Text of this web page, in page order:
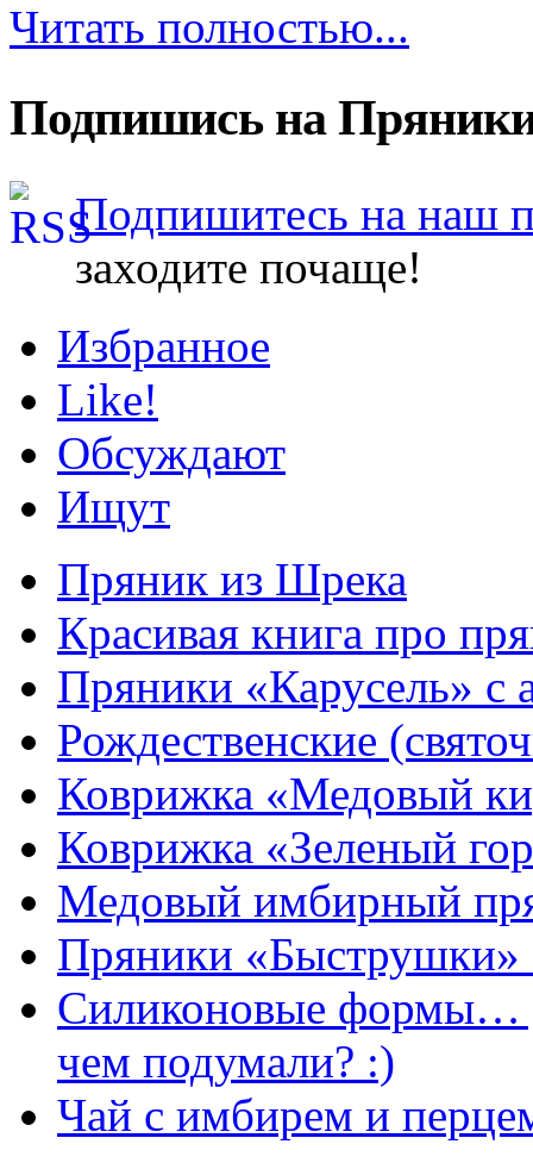
Читать полностью...
Подпишись на
Подпишитесь на наш
заходите почаще!
Избранное
Like!
Обсуждают
Ищут
Пряник из Шрека
Красивая книга про
Пряники «Карусель» с
Рождественские
Коврижка «Медовый
Коврижка «Зеленый
Медовый имбирный
Пряники «Быструшки»
Силиконовые формы…
чем подумали? :)
Чай с имбирем и